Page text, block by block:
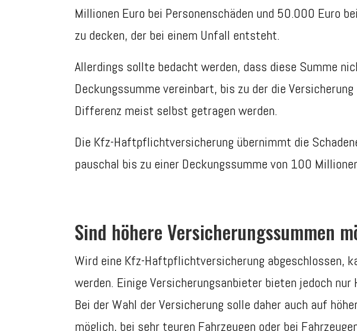
Millionen Euro bei Personenschäden und 50.000 Euro
zu decken, der bei einem Unfall entsteht.
Allerdings sollte bedacht werden, dass diese Summe
Deckungssumme vereinbart, bis zu der die
Differenz meist selbst getragen werden.
Die Kfz-Haftpflichtversicherung übernimmt die
pauschal bis zu einer Deckungssumme von 100
Sind höhere Versicherungssummen
Wird eine Kfz-Haftpflichtversicherung abgeschlossen,
werden. Einige Versicherungsanbieter bieten jedoch
Bei der Wahl der Versicherung solle daher auch auf
möglich, bei sehr teuren Fahrzeugen oder bei